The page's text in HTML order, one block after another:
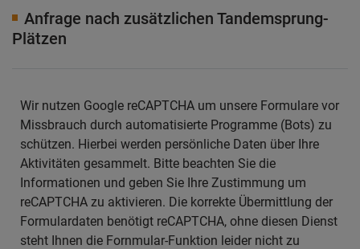
Anfrage nach zusätzlichen Tandemsprung-
Plätzen
Wir nutzen Google reCAPTCHA um unsere Formulare vor
Missbrauch durch automatisierte Programme (Bots) zu
schützen. Hierbei werden persönliche Daten über Ihre
Aktivitäten gesammelt. Bitte beachten Sie die
Informationen und geben Sie Ihre Zustimmung um
reCAPTCHA zu aktivieren. Die korrekte Übermittlung der
Formulardaten benötigt reCAPTCHA, ohne diesen Dienst
steht Ihnen die Fornmular-Funktion leider nicht zu